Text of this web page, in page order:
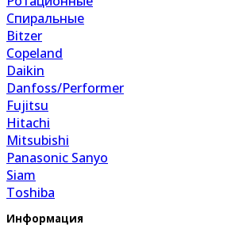
Спиральные
Bitzer
Copeland
Daikin
Danfoss/Performer
Fujitsu
Hitachi
Mitsubishi
Panasonic Sanyo
Siam
Toshiba
Информация